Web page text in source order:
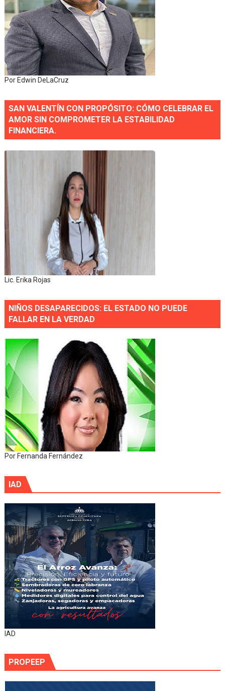
Por Edwin DeLaCruz
SAN VALENTÍN CON PROPÓSITO: CÓMO CELEBRAR EL
AMOR SIN COMPROMETER LA ESTABILIDAD
FINANCIERA.
Lic. Erika Rojas
NIÑOS DESAPARECIDOS: EL ESTADO NO PUEDE
FALLAR EN LA VERDAD
Por Fernanda Fernández
IAD
IAD
PROPEEP